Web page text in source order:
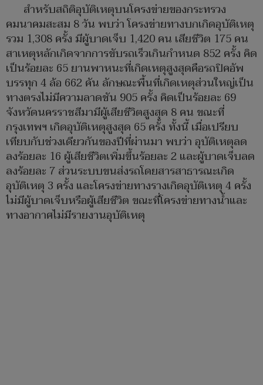
สำหรับสถิติอุบัติเหตุบนโครงข่ายของกระทรวง
คมนาคมสะสม 8 วัน พบว่า โครงข่ายทางบกเกิดอุบัติเหตุ
รวม 1,308 ครั้ง มีผู้บาดเจ็บ 1,420 คน เสียชีวิต 175 คน
สาเหตุหลักเกิดจากการขับรถเร็วเกินกำหนด 852 ครั้ง คิด
เป็นร้อยละ 65 ยานพาหนะที่เกิดเหตุสูงสุดคือรถปิคอัพ
บรรทุก 4 ล้อ 662 คัน ลักษณะพื้นที่เกิดเหตุส่วนใหญ่เป็น
ทางตรงไม่มีความลาดชัน 905 ครั้ง คิดเป็นร้อยละ 69
จังหวัดนครราชสีมามีผู้เสียชีวิตสูงสุด 8 คน ขณะที่
กรุงเทพฯ เกิดอุบัติเหตุสูงสุด 65 ครั้ง ทั้งนี้ เมื่อเปรียบ
เทียบกับช่วงเดียวกันของปีที่ผ่านมา พบว่า อุบัติเหตุลด
ลงร้อยละ 16 ผู้เสียชีวิตเพิ่มขึ้นร้อยละ 2 และผู้บาดเจ็บลด
ลงร้อยละ 7 ส่วนระบบขนส่งรถโดยสารสาธารณะเกิด
อุบัติเหตุ 3 ครั้ง และโครงข่ายทางรางเกิดอุบัติเหตุ 4 ครั้ง
ไม่มีผู้บาดเจ็บหรือผู้เสียชีวิต ขณะที่โครงข่ายทางน้ำและ
ทางอากาศไม่มีรายงานอุบัติเหตุ